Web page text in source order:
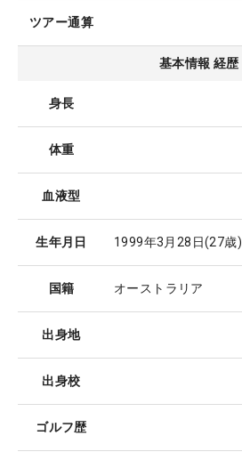
ツアー通算
基本情報 経歴
身長
体重
血液型
生年月日 1999年3月28日(27歳)
国籍 オーストラリア
出身地
出身校
ゴルフ歴